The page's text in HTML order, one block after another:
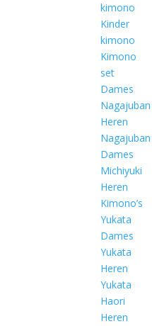
kimono
Kinder
kimono
Kimono
set
Dames
Nagajuban
Heren
Nagajuban
Dames
Michiyuki
Heren
Kimono’s
Yukata
Dames
Yukata
Heren
Yukata
Haori
Heren